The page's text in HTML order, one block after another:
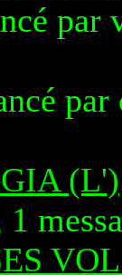
par
par
(L')